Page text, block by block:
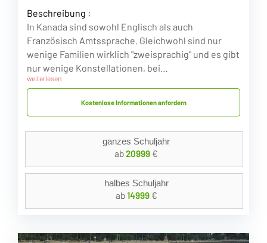
Beschreibung :
In Kanada sind sowohl Englisch als auch
Französisch Amtssprache. Gleichwohl sind nur
wenige Familien wirklich "zweisprachig" und es gibt
nur wenige Konstellationen, bei…
weiterlesen
Kostenlose Informationen anfordern
ganzes Schuljahr
ab20999 €
halbes Schuljahr
ab14999€